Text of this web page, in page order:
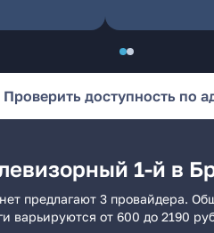
Проверить доступность по
1-й в
предлагают 3 провайдера.
от 600 до 2190